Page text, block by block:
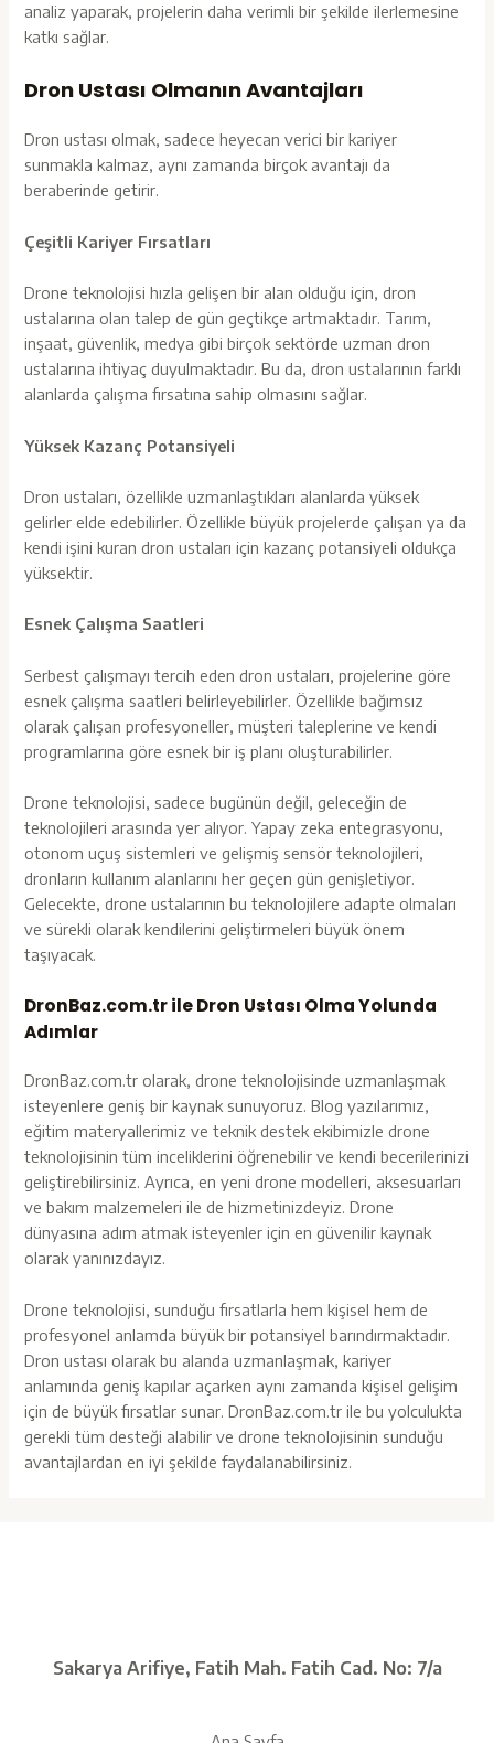
analiz yaparak, projelerin daha verimli bir şekilde ilerlemesine
katkı sağlar.
Dron Ustası Olmanın Avantajları
Dron ustası olmak, sadece heyecan verici bir kariyer
sunmakla kalmaz, aynı zamanda birçok avantajı da
beraberinde getirir.
Çeşitli Kariyer Fırsatları
Drone teknolojisi hızla gelişen bir alan olduğu için, dron
ustalarına olan talep de gün geçtikçe artmaktadır. Tarım,
inşaat, güvenlik, medya gibi birçok sektörde uzman dron
ustalarına ihtiyaç duyulmaktadır. Bu da, dron ustalarının farklı
alanlarda çalışma fırsatına sahip olmasını sağlar.
Yüksek Kazanç Potansiyeli
Dron ustaları, özellikle uzmanlaştıkları alanlarda yüksek
gelirler elde edebilirler. Özellikle büyük projelerde çalışan ya da
kendi işini kuran dron ustaları için kazanç potansiyeli oldukça
yüksektir.
Esnek Çalışma Saatleri
Serbest çalışmayı tercih eden dron ustaları, projelerine göre
esnek çalışma saatleri belirleyebilirler. Özellikle bağımsız
olarak çalışan profesyoneller, müşteri taleplerine ve kendi
programlarına göre esnek bir iş planı oluşturabilirler.
Drone teknolojisi, sadece bugünün değil, geleceğin de
teknolojileri arasında yer alıyor. Yapay zeka entegrasyonu,
otonom uçuş sistemleri ve gelişmiş sensör teknolojileri,
dronların kullanım alanlarını her geçen gün genişletiyor.
Gelecekte, drone ustalarının bu teknolojilere adapte olmaları
ve sürekli olarak kendilerini geliştirmeleri büyük önem
taşıyacak.
DronBaz.com.tr ile Dron Ustası Olma Yolunda
Adımlar
DronBaz.com.tr olarak, drone teknolojisinde uzmanlaşmak
isteyenlere geniş bir kaynak sunuyoruz. Blog yazılarımız,
eğitim materyallerimiz ve teknik destek ekibimizle drone
teknolojisinin tüm inceliklerini öğrenebilir ve kendi becerilerinizi
geliştirebilirsiniz. Ayrıca, en yeni drone modelleri, aksesuarları
ve bakım malzemeleri ile de hizmetinizdeyiz. Drone
dünyasına adım atmak isteyenler için en güvenilir kaynak
olarak yanınızdayız.
Drone teknolojisi, sunduğu fırsatlarla hem kişisel hem de
profesyonel anlamda büyük bir potansiyel barındırmaktadır.
Dron ustası olarak bu alanda uzmanlaşmak, kariyer
anlamında geniş kapılar açarken aynı zamanda kişisel gelişim
için de büyük fırsatlar sunar.DronBaz.com.tr ile bu yolculukta
gerekli tüm desteği alabilir ve drone teknolojisinin sunduğu
avantajlardan en iyi şekilde faydalanabilirsiniz.
Sakarya Arifiye, Fatih Mah. Fatih Cad. No: 7/a